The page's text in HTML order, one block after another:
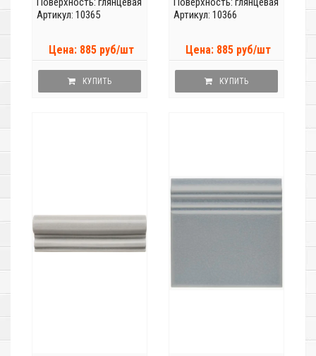
Артикул: 10365
Цена: 885 руб/шт
КУПИТЬ
Артикул: 10366
Цена: 885 руб/шт
КУПИТЬ